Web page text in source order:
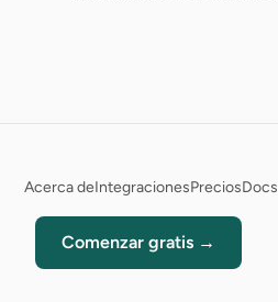
Acerca deIntegracionesPreciosDocs
Comenzar gratis →